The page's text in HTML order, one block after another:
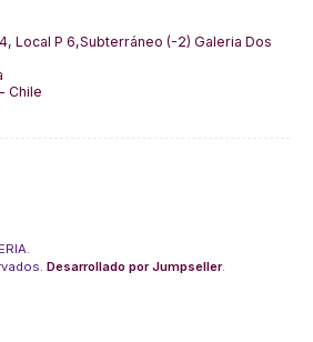
Local P 6,Subterráneo (-2) Galeria Dos
Chile
Desarrollado por Jumpseller.